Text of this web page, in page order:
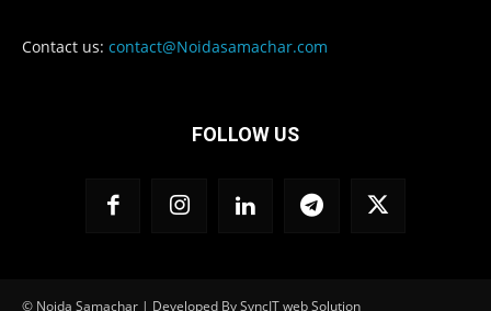
Contact us: contact@Noidasamachar.com
FOLLOW US
© Noida Samachar | Developed By SyncIT web Solution